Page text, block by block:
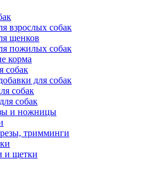
взрослых собак
щенков
пожилых собак
корма
собак
для собак
собак
собак
и ножницы
тримминги
и щетки